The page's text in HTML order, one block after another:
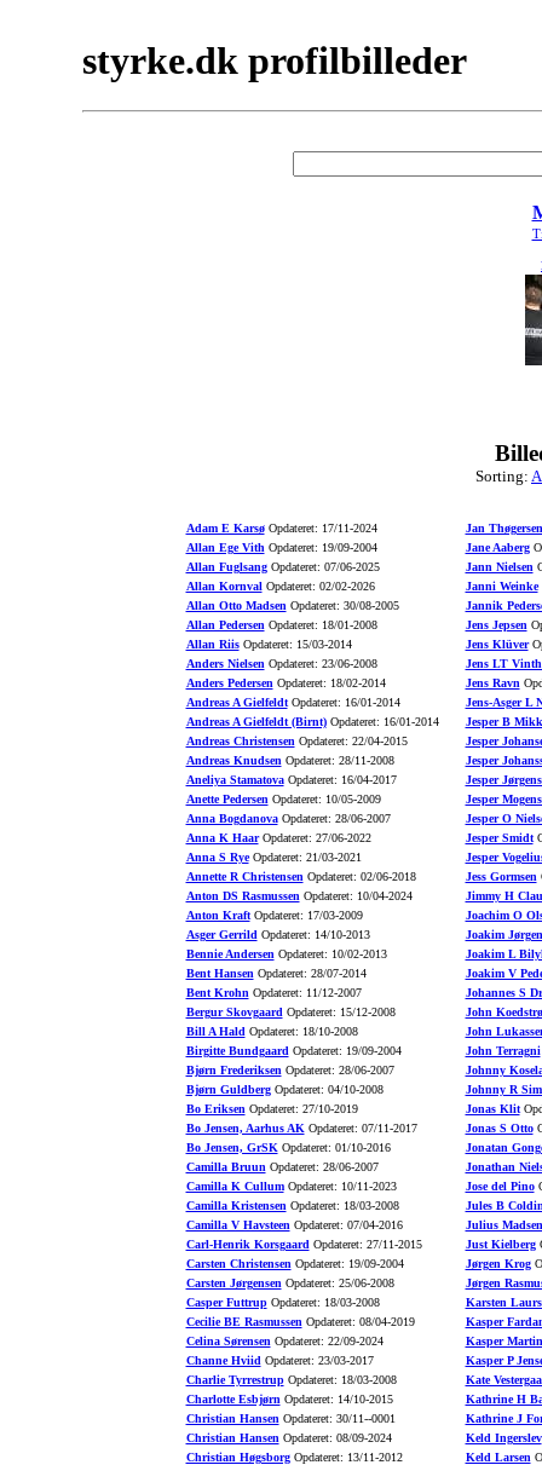
styrke.dk profilbilleder
Sorting:
Adam E KarsøOpdateret: 17/11-2024
Allan Ege Vith Opdateret: 19/09-2004
Allan FuglsangOpdateret: 07/06-2025
Allan KornvalOpdateret: 02/02-2026
Allan Otto Madsen Opdateret: 30/08-2005
Allan Pedersen Opdateret: 18/01-2008
Allan RiisOpdateret: 15/03-2014
Anders Nielsen Opdateret: 23/06-2008
Anders Pedersen Opdateret: 18/02-2014
Andreas A GielfeldtOpdateret: 16/01-2014
Andreas A Gielfeldt (Birnt)Opdateret: 16/01-2014
Andreas Christensen Opdateret: 22/04-2015
Andreas Knudsen Opdateret: 28/11-2008
Aneliya StamatovaOpdateret: 16/04-2017
Anette Pedersen Opdateret: 10/05-2009
Anna BogdanovaOpdateret: 28/06-2007
Anna K HaarOpdateret: 27/06-2022
Anna S RyeOpdateret: 21/03-2021
Annette R Christensen Opdateret: 02/06-2018
Anton DS Rasmussen Opdateret: 10/04-2024
Anton KraftOpdateret: 17/03-2009
Asger Gerrild Opdateret: 14/10-2013
Bennie Andersen Opdateret: 10/02-2013
Bent Hansen Opdateret: 28/07-2014
Bent Krohn Opdateret: 11/12-2007
Bergur Skovgaard Opdateret: 15/12-2008
Bill A Hald Opdateret: 18/10-2008
Birgitte Bundgaard Opdateret: 19/09-2004
Bjørn Frederiksen Opdateret: 28/06-2007
Bjørn GuldbergOpdateret: 04/10-2008
Bo Eriksen Opdateret: 27/10-2019
Bo Jensen, Aarhus AK Opdateret: 07/11-2017
Bo Jensen, GrSK Opdateret: 01/10-2016
Camilla Bruun Opdateret: 28/06-2007
Camilla K CullumOpdateret: 10/11-2023
Camilla Kristensen Opdateret: 18/03-2008
Camilla V Havsteen Opdateret: 07/04-2016
Carl-Henrik Korsgaard Opdateret: 27/11-2015
Carsten Christensen Opdateret: 19/09-2004
Carsten Jørgensen Opdateret: 25/06-2008
Casper FuttrupOpdateret: 18/03-2008
Cecilie BE Rasmussen Opdateret: 08/04-2019
Celina Sørensen Opdateret: 22/09-2024
Channe Hviid Opdateret: 23/03-2017
Charlie TyrrestrupOpdateret: 18/03-2008
Charlotte Esbjørn Opdateret: 14/10-2015
Christian Hansen Opdateret: 30/11--0001
Christian Hansen Opdateret: 08/09-2024
Christian HøgsborgOpdateret: 13/11-2012
Jan Thøgersen
Jane Aaberg
Jann Nielsen
Janni Weinke
Jannik
Jens Jepsen
Jens Klüver
Jens LT
Jens Ravn
Jens-Asger L
Jesper B
Jesper
Jesper
Jesper
Jesper
Jesper O
Jesper Smidt
Jesper
Jess Gormsen
Jimmy H
Joachim O
Joakim
Joakim L
Joakim V
Johannes S
John
John
John Terragni
Johnny
Johnny R
Jonas Klit
Jonas S Otto
Jonatan
Jonathan
Jose del Pino
Jules B
Julius Madsen
Just Kielberg
Jørgen Krog
Jørgen
Karsten
Kasper
Kasper
Kasper P
Kate
Kathrine H
Kathrine J
Keld Ingerslev
Keld Larsen